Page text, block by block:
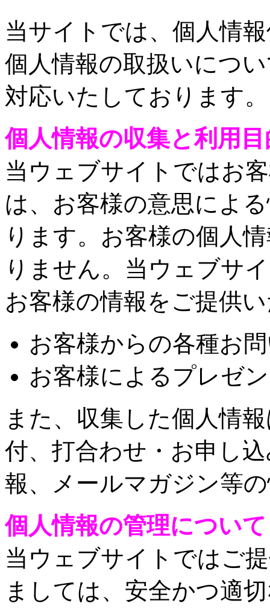
当サイトでは、個人情
個人情報の取扱いにつ
対応いたしております。
個人情報の収集と利用目
当ウェブサイトではお
は、お客様の意思によ
ります。お客様の個人
りません。当ウェブサ
お客様の情報をご提供
お客様からの各種お
お客様によるプレゼ
また、収集した個人情
付、打合わせ・お申し
報、メールマガジン等
個人情報の管理について
当ウェブサイトではご
ましては、安全かつ適